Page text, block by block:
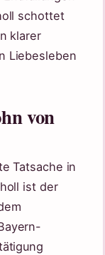
schottet
klarer
Liebesleben
von
Tatsache in
ist der